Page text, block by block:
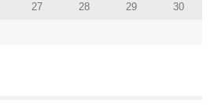
27 28 29 30